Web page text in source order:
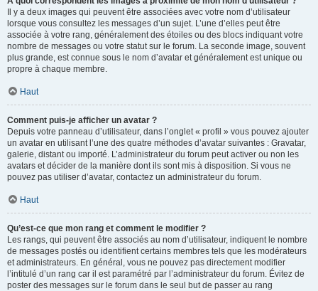
Il y a deux images qui peuvent être associées avec votre nom d’utilisateur
lorsque vous consultez les messages d’un sujet. L’une d’elles peut être
associée à votre rang, généralement des étoiles ou des blocs indiquant votre
nombre de messages ou votre statut sur le forum. La seconde image, souvent
plus grande, est connue sous le nom d’avatar et généralement est unique ou
propre à chaque membre.
Haut
Comment puis-je afficher un avatar ?
Depuis votre panneau d’utilisateur, dans l’onglet « profil » vous pouvez ajouter
un avatar en utilisant l’une des quatre méthodes d’avatar suivantes : Gravatar,
galerie, distant ou importé. L’administrateur du forum peut activer ou non les
avatars et décider de la manière dont ils sont mis à disposition. Si vous ne
pouvez pas utiliser d’avatar, contactez un administrateur du forum.
Haut
Qu’est-ce que mon rang et comment le modifier ?
Les rangs, qui peuvent être associés au nom d’utilisateur, indiquent le nombre
de messages postés ou identifient certains membres tels que les modérateurs
et administrateurs. En général, vous ne pouvez pas directement modifier
l’intitulé d’un rang car il est paramétré par l’administrateur du forum. Évitez de
poster des messages sur le forum dans le seul but de passer au rang